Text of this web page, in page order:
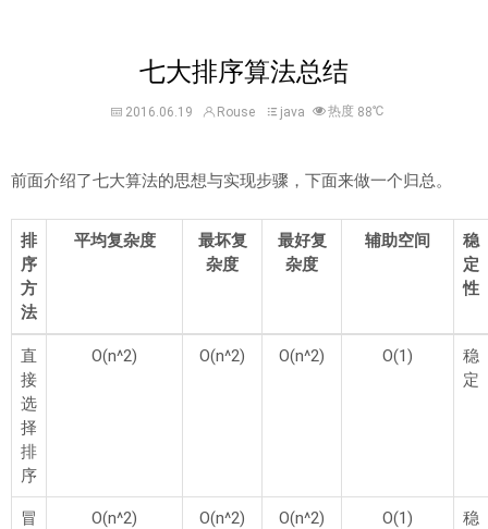
七大排序算法总结
2016.06.19 Rouse java 热度 88℃
前面介绍了七大算法的思想与实现步骤，下面来做一个归总。
排
序
方
法
平均复杂度
最坏复
杂度
最好复
杂度
辅助空间
稳
定
性
直
接
选
择
排
序
O(n^2) O(n^2) O(n^2) O(1)
稳
定
冒
O(n^2) O(n^2) O(n^2) O(1)
稳